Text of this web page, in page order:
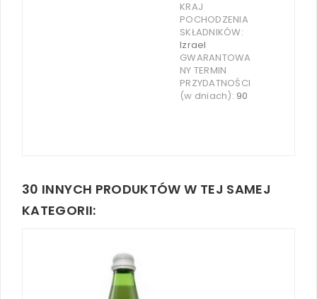
KRAJ
POCHODZENIA
SKŁADNIKÓW:
Izrael
GWARANTOWA
NY TERMIN
PRZYDATNOŚCI
(w dniach): 90
30 INNYCH PRODUKTÓW W TEJ SAMEJ
KATEGORII: